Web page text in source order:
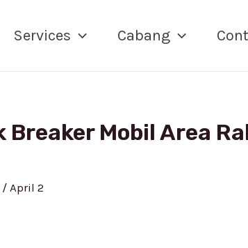
Services Cabang
Breaker Mobil Area
/ April 2